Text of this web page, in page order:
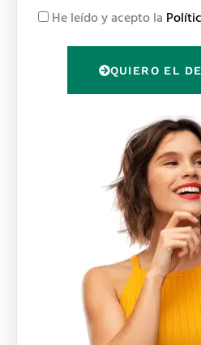
iR He leído y acepto la
QUIERO EL